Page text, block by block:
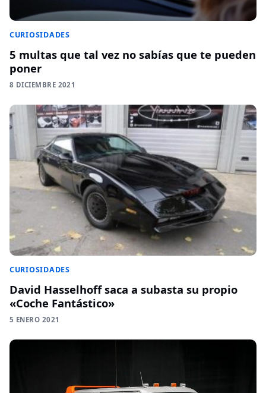
CURIOSIDADES
5 multas que tal vez no sabías que te pueden
poner
8 DICIEMBRE 2021
CURIOSIDADES
David Hasselhoff saca a subasta su propio
«Coche Fantástico»
5 ENERO 2021